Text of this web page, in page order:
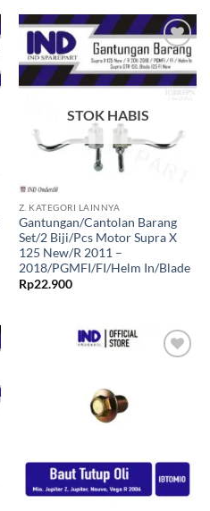
Tambahkan
ke Wishlist
STOK HABIS
Z. KATEGORI LAINNYA
Gantungan/Cantolan Barang
Set/2 Biji/Pcs Motor Supra X
125 New/R 2011 –
2018/PGMFI/FI/Helm In/Blade
Rp22.900